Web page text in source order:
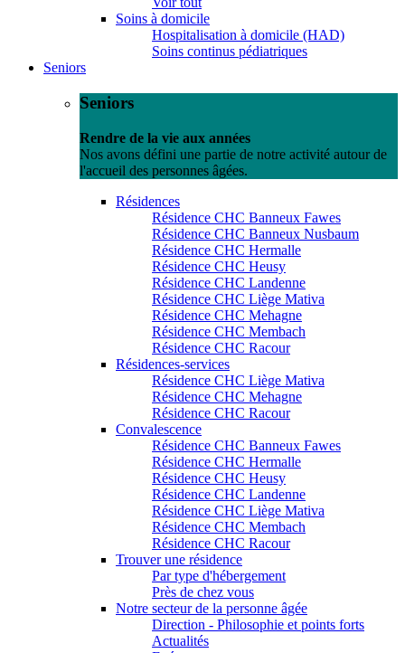
Soins à domicile
Hospitalisation à domicile (HAD)
Soins continus pédiatriques
Seniors
Seniors
Rendre de la vie aux années
Nos avons défini une partie de notre activité autour de
l'accueil des personnes âgées.
Résidences
Résidence CHC Banneux Fawes
Résidence CHC Banneux Nusbaum
Résidence CHC Hermalle
Résidence CHC Heusy
Résidence CHC Landenne
Résidence CHC Liège Mativa
Résidence CHC Mehagne
Résidence CHC Membach
Résidence CHC Racour
Résidences-services
Résidence CHC Liège Mativa
Résidence CHC Mehagne
Résidence CHC Racour
Convalescence
Résidence CHC Banneux Fawes
Résidence CHC Hermalle
Résidence CHC Heusy
Résidence CHC Landenne
Résidence CHC Liège Mativa
Résidence CHC Membach
Résidence CHC Racour
Trouver une résidence
Par type d'hébergement
Près de chez vous
Notre secteur de la personne âgée
Direction - Philosophie et points forts
Actualités